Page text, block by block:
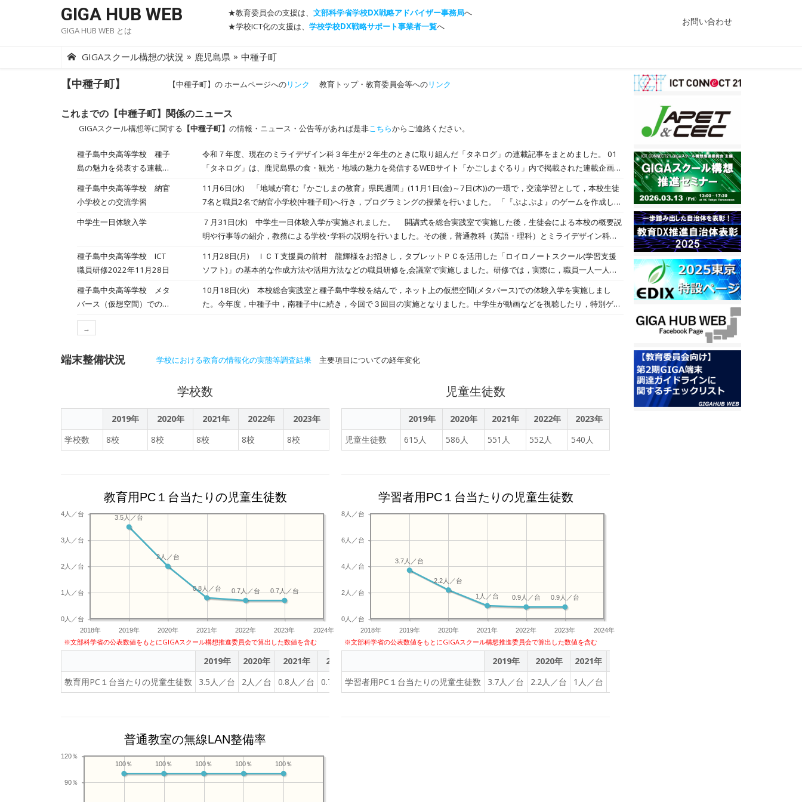
GIGA HUB WEB
GIGA HUB WEB とは
★教育委員会の支援は、 文部科学省学校DX戦略アドバイザー事務局へ
★学校ICT化の支援は、 学校学校DX戦略サポート事業者一覧へ お問い合わせ
GIGAスクール構想の状況 » 鹿児島県 » 中種子町
【中種子町】 【中種子町】の ホームページへのリンク 教育トップ・教育委員会等へのリンク
これまでの【中種子町】関係のニュース
GIGAスクール構想等に関する 【中種子町】 の情報・ニュース・公告等があれば是非こちらからご連絡ください。
種子島中央高等学校 種子
島の魅力を発表する連載企
7年度)
令和７年度、現在のミライデザイン科３年生が２年生のときに取り組んだ「タネログ」の連載記事をまとめました。 01
「タネログ」は、鹿児島県の食・観光・地域の魅力を発信するWEBサイト「かごしまぐるり」内で掲載された連載企画で
ながら、種子島の魅力を高校生の視点で発信してきました。 掲載された全12本の記事がこちらです。※以下のリンク
をクリックすると、外部サイト「かごしまぐるり」へ移動します。 １ 〖タネログ〗女殿様・松寿院（しょうじゅいん）
って知ってる？〜幕末の種子島を守ったすごい女性の物語〜 ２ 〖タネログ〗～種子島の大地で始まる新たな挑戦～ ３
〖タネログ〗～農作物と地元の食文化〜地元の農作物を使った料理やスイーツ～ ４ 〖タネログ〗～種子島の民話・民謡
誕生秘話～ ７ 〖タネログ〗種子島の海と自然を満喫！アウトドア体験ガイド「BLUEPEACE」 ８ 〖タネログ〗～菓子処渡
辺が届けるこだわりケーキ～ ９ 〖タネログ〗種子島宇宙芸術祭2025：高校生が描く「未知との出会い」と2050年の企
業物語 10 〖タネログ〗大阪万博で発表！SDGs QUEST最優秀賞―種子島中央高校の観光×防災プロジェクト 11 〖タネロ
グ〗宇宙と自然が交差する島・種子島へ！ 12 〖タネログ〗地域に寄り添うあたたかい場所 ― NPO法人えんの取り組み
生徒の皆さんと一緒に活動できたことを大変うれしく思っていること、そして感謝の気持ちを伝えていただきました。
さ、難しさ、面白さなどについてもお話しいただきました。 03 説明の中では、昨年度のタネログの中で特に読まれた
記事として、タネガシマン、松寿院、コーヒーに関する記事が紹介されました。また、取材やインタビューをして書いた
記事には、ネットで調べただけでは分からない「そこでしか聞けない話」が入り、読者にとって価値のある記事になりや
すいことも教えていただきました。 さらに、記事を書く際には、説明で終わるのではなく自分の感想を入れること、内
容が伝わる写真を選ぶこと、他の商品や人を下げる表現を避けることなど、情報発信を行ううえで大切なポイントについ
種子島中央高等学校 納官
小学校との交流学習
11月6日(水) 「地域が育む『かごしまの教育』県民週間」(11月1日(金)～7日(木))の一環で，交流学習として，本校生徒
7名と職員2名で納官小学校(中種子町)へ行き，プログラミングの授業を行いました。 「『ぷよぷよ』のゲームを作成しよ
緒に考え，親睦を深めながら楽しく授業を進めて行きました。
中学生一日体験入学
７月31日(水) 中学生一日体験入学が実施されました。 開講式を総合実践室で実施した後，生徒会による本校の概要説
明や行事等の紹介，教務による学校･学科の説明を行いました。その後，普通教科（英語・理科）とミライデザイン科と
でしたか？来年の４月，多くの生徒さんが入学してくることをお待ちしています。
種子島中央高等学校 ICT
職員研修2022年11月28日
11月28日(月) ＩＣＴ支援員の前村 龍輝様をお招きし，タブレットＰＣを活用した「ロイロノートスクール(学習支援
ソフト)」の基本的な作成方法や活用方法などの職員研修を,会議室で実施しました。研修では，実際に，職員一人一人が
して，学習活動の充実に努めたいと思います。お忙しい中，講師を務めていただき，誠にありがとうございました。
種子島中央高等学校 メタ
バース（仮想空間）での体
2022年10月18日
10月18日(火) 本校総合実践室と種子島中学校を結んで，ネット上の仮想空間(メタバース)での体験入学を実施しまし
た。今年度，中種子中，南種子中に続き，今回で３回目の実施となりました。中学生が動画などを視聴したり，特別ゲス
→
端末整備状況 学校における教育の情報化の実態等調査結果 主要項目についての経年変化
学校数
2019年 2020年 2021年 2022年
2023年
学校数
8校 8校 8校 8校 8校
児童生徒数
2019年 2020年 2021年 2022年
2023年
児童生徒数
615人 586人 551人 552人 540人
教育用PC１台当たりの児童生徒数
2018年 2019年 2020年 2021年 2022年 2023年 2024年
0人／台
1人／台
2人／台
3人／台
4人／台
0.7人／台
0.7人／台
0.8人／台
2人／台
3.5人／台
※文部科学省の公表数値をもとにGIGAスクール構想推進委員会で算出した数値を含む
2019年 2020年 2021年 2022年
教育用PC１台当たりの児童生徒数
3.5人／台 2人／台 0.8人／台 0.7人／台 0.7人／台
学習者用PC１台当たりの児童生徒数
2018年 2019年 2020年 2021年 2022年 2023年 2024年
0人／台
2人／台
4人／台
6人／台
8人／台
0.9人／台
0.9人／台
1人／台
2.2人／台
3.7人／台
※文部科学省の公表数値をもとにGIGAスクール構想推進委員会で算出した数値を含む
2019年 2020年 2021年
学習者用PC１台当たりの児童生徒数
3.7人／台 2.2人／台 1人／台
普通教室の無線LAN整備率
90％
120％
100％
100％
100％
100％
100％